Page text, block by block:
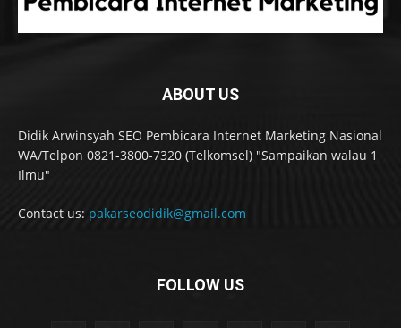
ABOUT US
Didik Arwinsyah SEO Pembicara Internet Marketing Nasional
WA/Telpon 0821-3800-7320 (Telkomsel) "Sampaikan walau 1
Ilmu"
Contact us: pakarseodidik@gmail.com
FOLLOW US